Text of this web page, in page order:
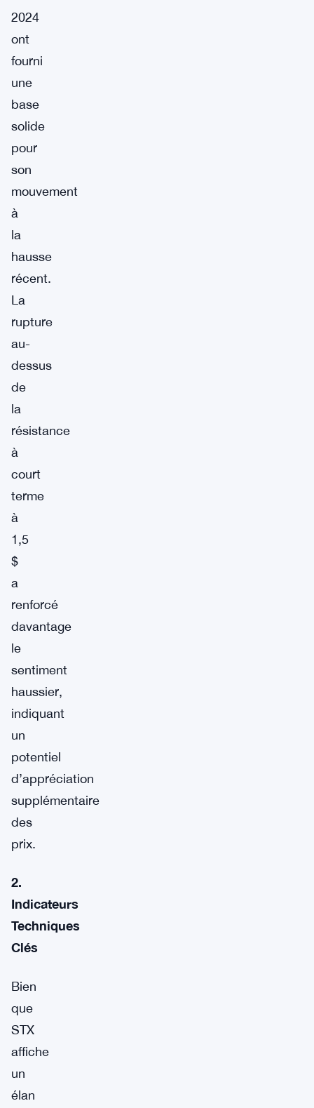
2024
ont
fourni
une
base
solide
pour
son
mouvement
à
la
hausse
récent.
La
rupture
au-
dessus
de
la
résistance
à
court
terme
à
1,5
$
a
renforcé
davantage
le
sentiment
haussier,
indiquant
un
potentiel
d’appréciation
supplémentaire
des
prix.
2.
Indicateurs
Techniques
Clés
Bien
que
STX
affiche
un
élan